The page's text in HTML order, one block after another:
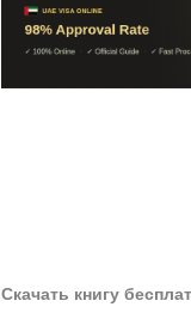
Скачать книгу